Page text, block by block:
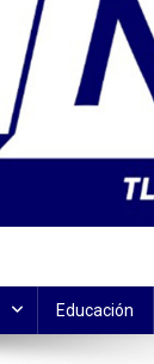
Educación